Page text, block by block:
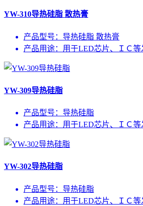
YW-310导热硅脂 散热膏
产品型号： 导热硅脂 散热膏
产品用途： 用于LED芯片、ＩＣ
YW-309导热硅脂
产品型号： 导热硅脂
产品用途： 用于LED芯片、ＩＣ
YW-302导热硅脂
产品型号： 导热硅脂
产品用途： 用于LED芯片、ＩＣ